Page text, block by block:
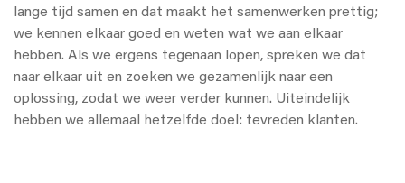
lange tijd samen en dat maakt het samenwerken prettig;
we kennen elkaar goed en weten wat we aan elkaar
hebben. Als we ergens tegenaan lopen, spreken we dat
naar elkaar uit en zoeken we gezamenlijk naar een
oplossing, zodat we weer verder kunnen. Uiteindelijk
hebben we allemaal hetzelfde doel: tevreden klanten.